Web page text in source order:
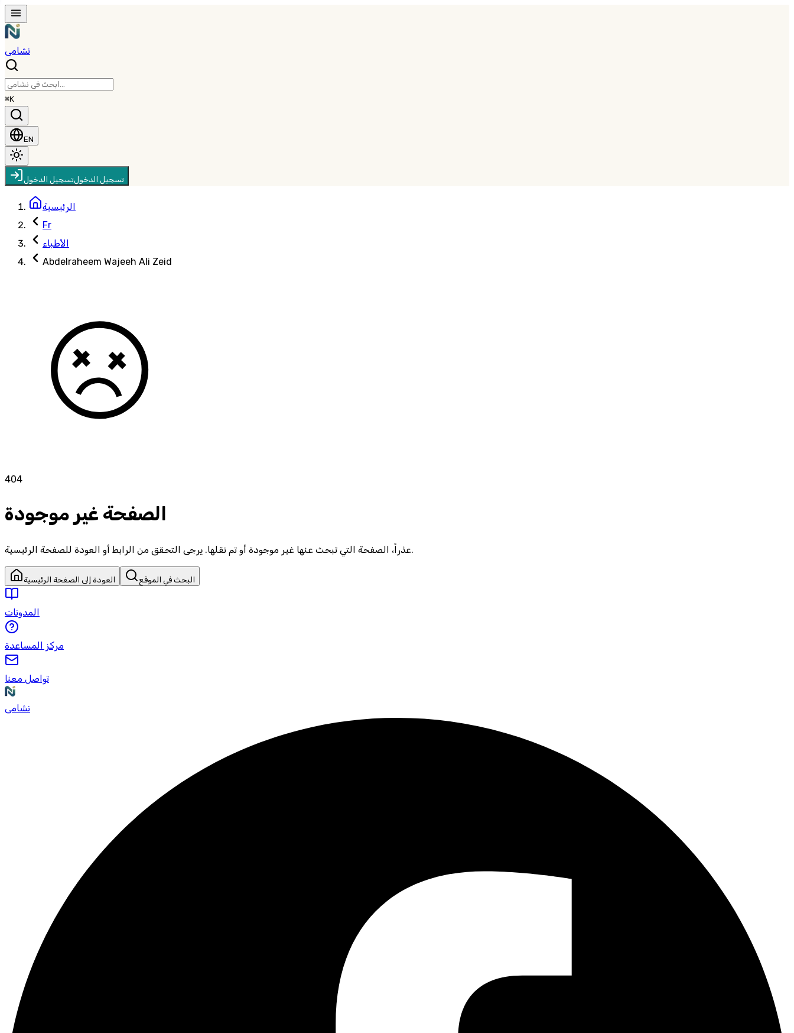
نشامى
⌘K
EN
تسجيل الدخولتسجيل الدخول
الرئيسية
Fr
الأطباء
Abdelraheem Wajeeh Ali Zeid
404
الصفحة غير موجودة
عذراً، الصفحة التي تبحث عنها غير موجودة أو تم نقلها. يرجى التحقق من الرابط أو العودة للصفحة الرئيسية.
العودة إلى الصفحة الرئيسية البحث في الموقع
المدونات
مركز المساعدة
تواصل معنا
نشامى